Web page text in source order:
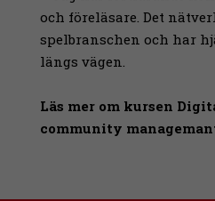
och föreläsare. Det
spelbranschen och har
längs vägen.
Läs mer om kursen
community